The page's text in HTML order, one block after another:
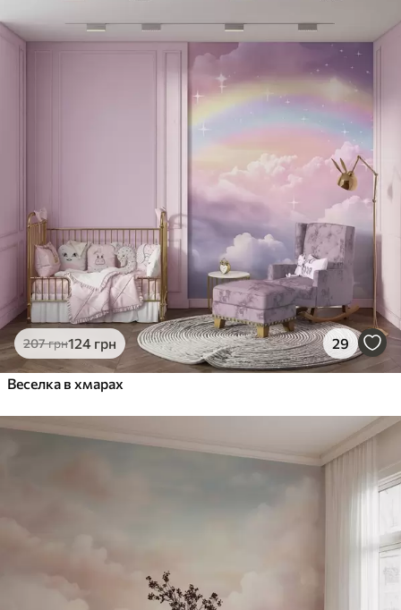
207грн124 грн 29
Веселка в хмарах